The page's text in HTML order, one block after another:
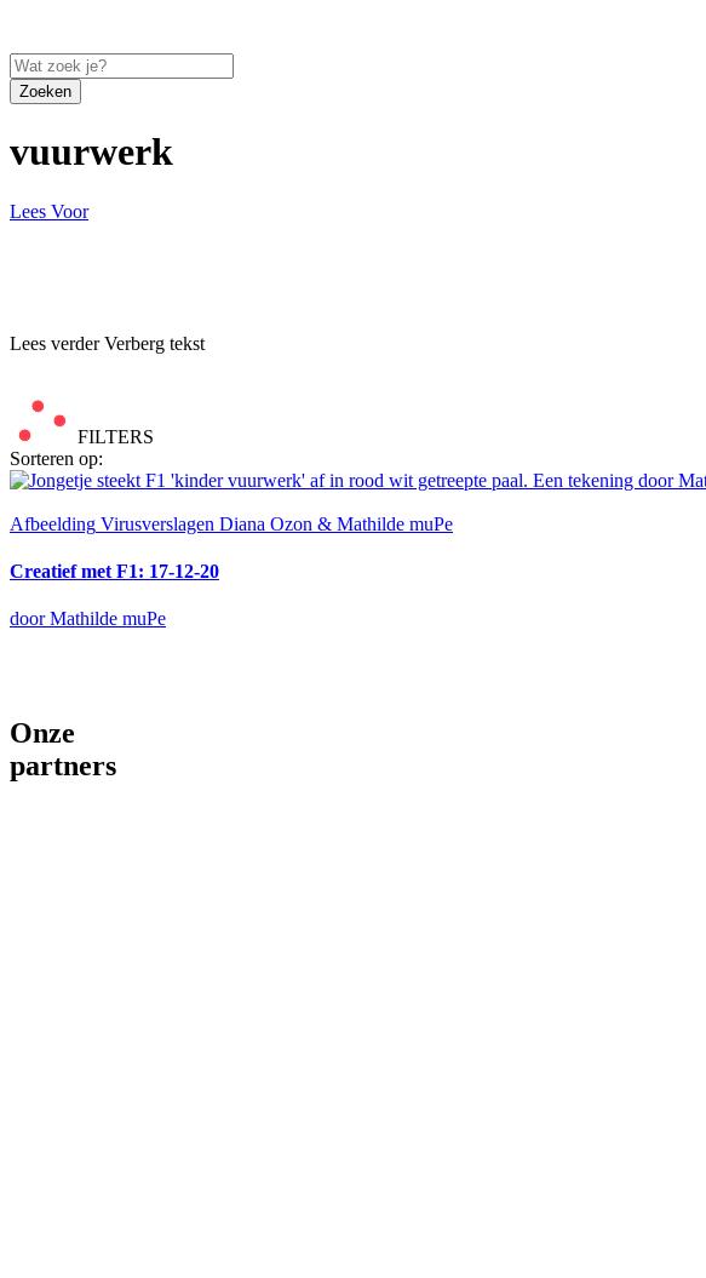
Zoeken
vuurwerk
Lees Voor
Lees verderVerberg tekst
FILTERS
Sorteren op:
Afbeelding Virusverslagen Diana Ozon & Mathilde muPe
Creatief met F1: 17-12-20
door Mathilde muPe
Onze
partners